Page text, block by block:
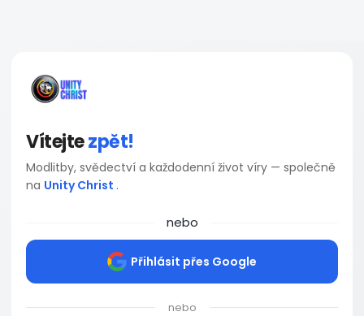
Vítejtezpět!
Modlitby, svědectví a každodenní život víry — společně
na Unity Christ .
nebo
Přihlásit přes Google
nebo